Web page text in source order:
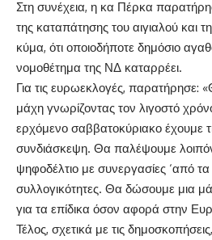
Στη συνέχεια, η κα Πέρκα
της καταπάτησης του αιγιαλού και
κύμα, ότι οποιοδήποτε δημόσιο
νομοθέτημα της ΝΔ καταρρέει.
Για τις ευρωεκλογές, παρατήρησε:
μάχη γνωρίζοντας τον λιγοστό
ερχόμενο σαββατοκύριακο έχουμε
συνδιάσκεψη. Θα παλέψουμε
ψηφοδέλτιο με συνεργασίες ‘από
συλλογικότητες. Θα δώσουμε μια
για τα επίδικα όσον αφορά στην
Τέλος, σχετικά με τις